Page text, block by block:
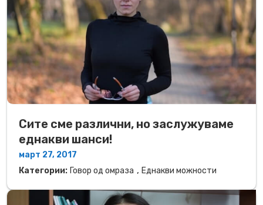
Сите сме различни, но заслужуваме
еднакви шанси!
март 27, 2017
Категории: Говор од омраза , Еднакви можности